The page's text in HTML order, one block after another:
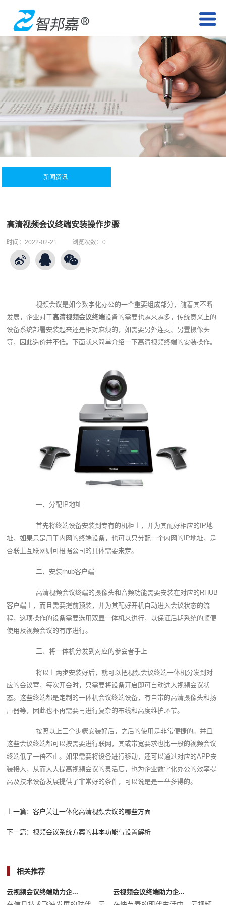
新闻资讯
高清视频会议终端安装操作步骤
时间： 2022-02-21 浏览次数：0
视频会议是如今数字化办公的一个重要组成部分，随着其不断
发展，企业对于高清视频会议终端设备的需要也越来越多，传统意义上的
设备系统部署安装起来还是相对麻烦的，如需要另外连麦、另置摄像头
等，因此造价并不低。下面就来简单介绍一下高清视频终端的安装操作。
一、分配IP地址
首先将终端设备安装到专有的机柜上，并为其配好相应的IP地
址，如果只是用于内网的终端设备，也可以只分配一个内网的IP地址，是
否联上互联网则可根据公司的具体需要来定。
二、安装rhub客户端
高清视频会议终端的摄像头和音频功能需要安装在对应的RHUB
客户端上，而且需要提前预装，并为其配好开机自动进入会议状态的流
程，这项操作的设备需要选用双显一体机来进行，以保证后期系统的顺便
使用及视频会议的有序进行。
三、将一体机分发到对应的参会者手上
将以上两步安装好后，就可以把视频会议终端一体机分发到对
应的会议室，每次开会时，只需要将设备开启即可自动进入视频会议状
态。这些终端都是定制的一体机会议终端设备，有自带的高清摄像头和扬
声器等，因此也不再需要再进行复杂的布线和高度维护环节。
按照以上三个步骤安装好后，之后的使用是非常便捷的。并且
这些会议终端都可以按需要进行联网，其或带宽要求也比一般的视频会议
终端低了一倍不止。如果需要将设备进行移动，还可以通过对应的APP安
装接入，从而大大提高视频会议的灵活度，也为企业数字化办公的效率提
高及技术设备发展提供了非常好的条件，可以说是是一举多得的。‍
上一篇：客户关注一体化高清视频会议的哪些方面
下一篇：视频会议系统方案的其本功能与设置解析
相关推荐
云视频会议终端助力企... 云视频会议终端助力企...